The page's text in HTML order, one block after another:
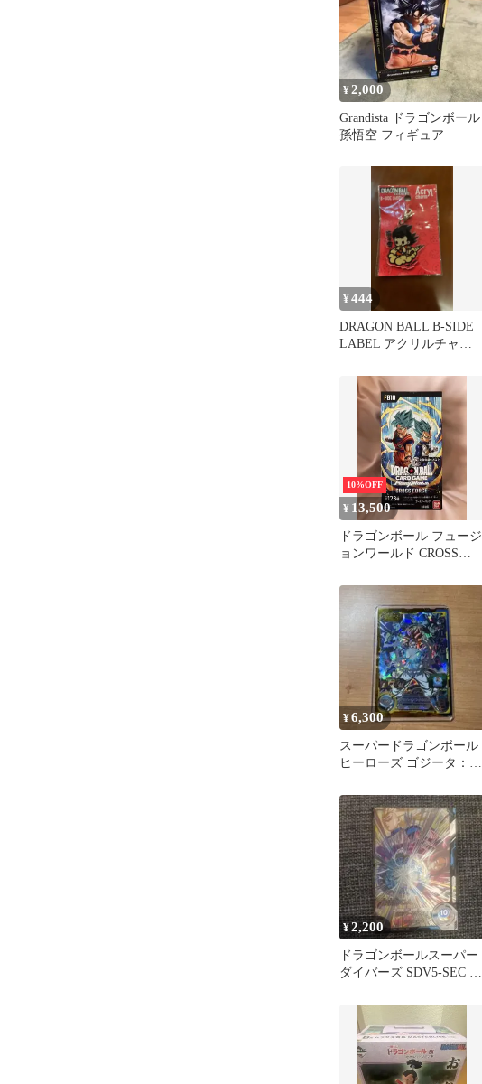
¥2,000
Grandista ドラゴンボール
孫悟空 フィギュア
¥444
DRAGON BALL B-SIDE
LABEL アクリルチャー
10%OFF
¥ 13,500
ドラゴンボール フュージ
ョンワールド CROSS
¥6,300
スーパードラゴンボール
ヒーローズ ゴジータ：
¥2,200
ドラゴンボールスーパー
ダイバーズ SDV5-SEC 孫